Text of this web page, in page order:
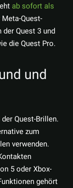
ab sofort als
Quest-
Quest 3 und
die Quest Pro.
und
Quest-Brillen.
zum
verwenden.
5 oder Xbox-
gehört